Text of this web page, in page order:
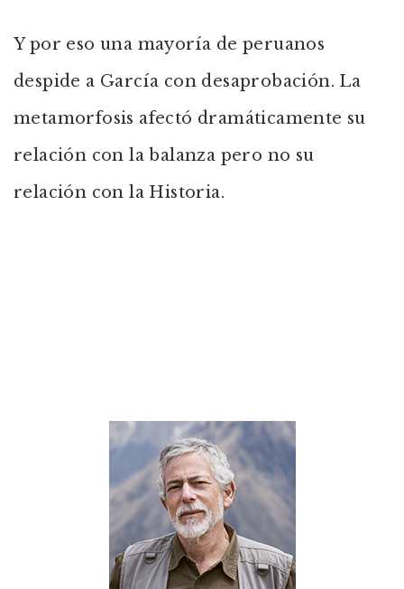
Y por eso una mayoría de peruanos
despide a García con desaprobación. La
metamorfosis afectó dramáticamente su
relación con la balanza pero no su
relación con la Historia.